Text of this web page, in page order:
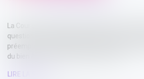
La Cour de cassation a été amenée à se
question du calcul de l’indemnité due en cas
préemption, en particulier sur la
du bien à retenir pour évaluer son prix...
LIRE LA SUITE